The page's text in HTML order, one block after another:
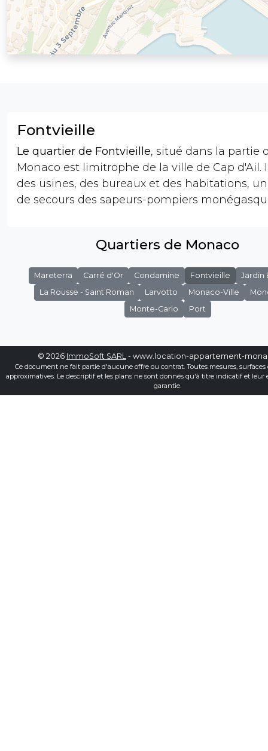
Fontvieille
Le quartier de Fontvieille, situé dans la partie
Monaco est limitrophe de la ville de Cap d'Ail.
des usines, des bureaux et des habitations,
de secours des sapeurs-pompiers
Quartiers de Monaco
Mareterra Carré d'Or Condamine Fontvieille
Jardin
La Rousse - Saint Roman
Larvotto Monaco-Ville
Monte-Carlo
Port
© 2026 ImmoSoft SARL - www.location-appartement-
Ce document ne fait partie d'aucune offre ou contrat. Toutes mesures, surfaces
approximatives. Le descriptif et les plans ne sont donnés qu'à titre indicatif et leur
garantie.